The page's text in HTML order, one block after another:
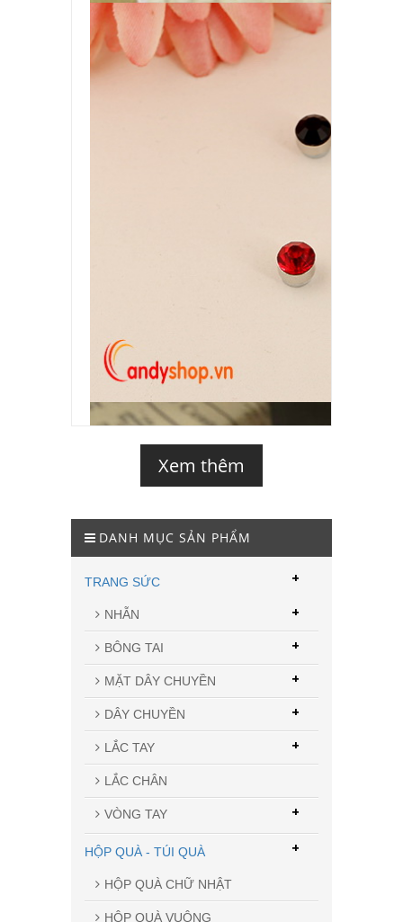
Xem thêm
DANH MỤC SẢN PHẨM
TRANG SỨC
NHẪN +
BÔNG TAI +
MẶT DÂY CHUYỀN +
DÂY CHUYỀN +
LẮC TAY +
LẮC CHÂN
VÒNG TAY +
+
HỘP QUÀ - TÚI QUÀ
HỘP QUÀ CHỮ NHẬT
HỘP QUÀ VUÔNG
+